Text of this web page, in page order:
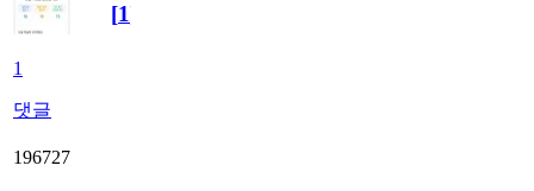
1
댓글
[1]
196727